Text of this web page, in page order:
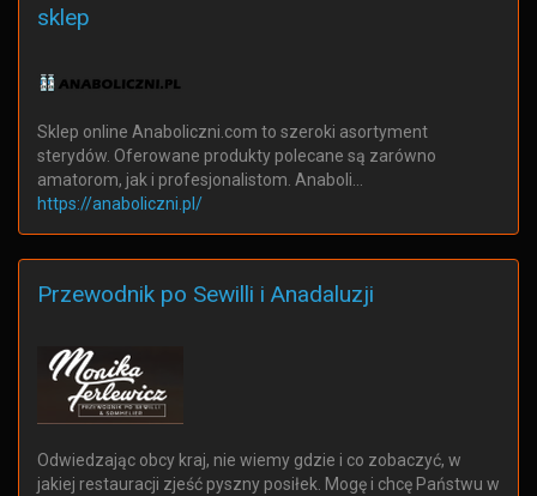
sklep
Sklep online Anaboliczni.com to szeroki asortyment
sterydów. Oferowane produkty polecane są zarówno
amatorom, jak i profesjonalistom. Anaboli…
https://anaboliczni.pl/
Przewodnik po Sewilli i Anadaluzji
Odwiedzając obcy kraj, nie wiemy gdzie i co zobaczyć, w
jakiej restauracji zjeść pyszny posiłek. Mogę i chcę Państwu w